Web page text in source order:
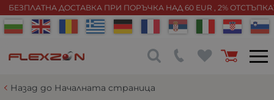
БЕЗПЛАТНА ДОСТАВКА ПРИ ПОРЪЧКА НАД 60 EUR , 2%
Назад до Началната страница